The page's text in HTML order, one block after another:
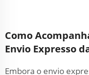
Como
Envio Expresso
Embora o envio